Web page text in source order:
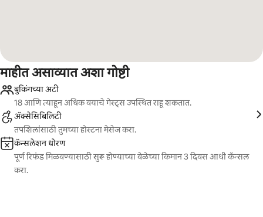
माहीत असाव्यात अशा गोष्टी
बुकिंगच्या अटी
18 आणि त्याहून अधिक वयाचे गेस्ट्स उपस्थित राहू शकतात.
ॲक्सेसिबिलिटी
तपशिलांसाठी तुमच्या होस्टना मेसेज करा.
कॅन्सलेशन धोरण
पूर्ण रिफंड मिळवण्यासाठी सुरू होण्याच्या वेळेच्या किमान 3 दिवस आधी कॅन्सल
करा.